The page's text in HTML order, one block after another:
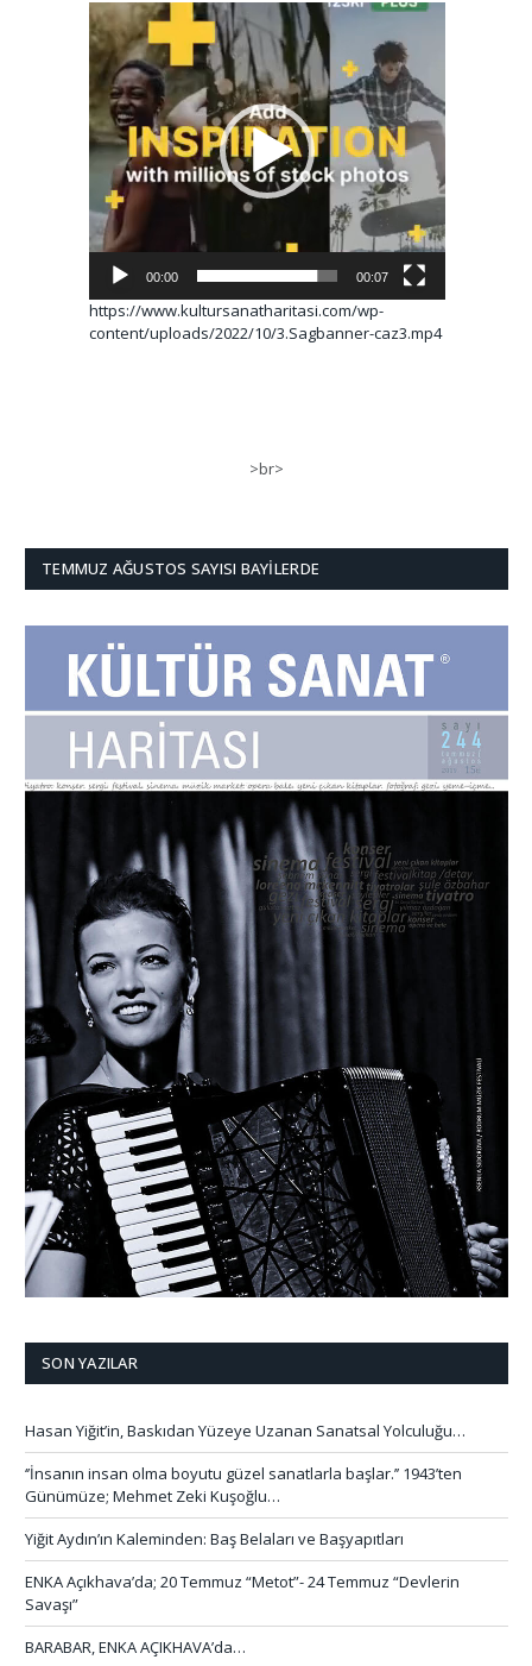
Video
oynatıcı
00:00 00:07
https://www.kultursanatharitasi.com/wp-
content/uploads/2022/10/3.Sagbanner-caz3.mp4
>br>
TEMMUZ AĞUSTOS SAYISI BAYILERDE
SON YAZILAR
Hasan Yiğit’in, Baskıdan Yüzeye Uzanan Sanatsal Yolculuğu…
‘’İnsanın insan olma boyutu güzel sanatlarla başlar.’’ 1943’ten
Günümüze; Mehmet Zeki Kuşoğlu…
Yiğit Aydın’ın Kaleminden: Baş Belaları ve Başyapıtları
ENKA Açıkhava’da; 20 Temmuz “Metot”- 24 Temmuz “Devlerin
Savaşı”
BARABAR, ENKA AÇIKHAVA’da…